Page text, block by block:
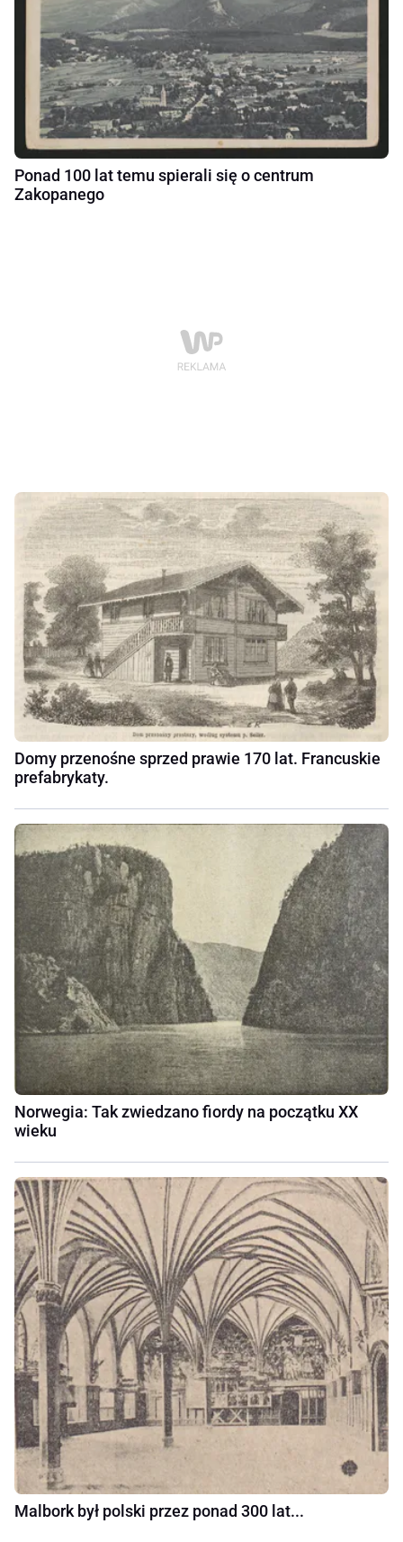
Ponad 100 lat temu spierali się o centrum
Zakopanego
Domy przenośne sprzed prawie 170 lat. Francuskie
prefabrykaty.
Norwegia: Tak zwiedzano fiordy na początku XX
wieku
Malbork był polski przez ponad 300 lat...